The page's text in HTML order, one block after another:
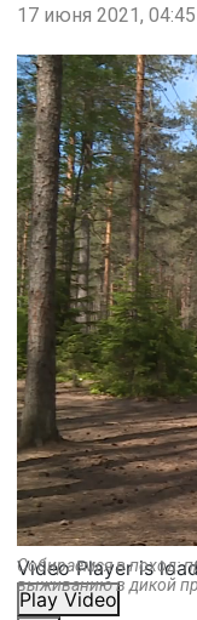
17 июня 2021, 04:45
Video Player is
Play Video
Собираемся в поход:
выживанию в дикой